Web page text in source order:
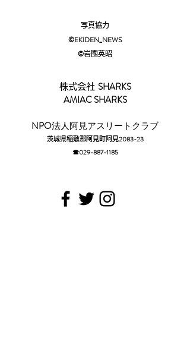
写真協力
©EKIDEN_NEWS
©︎岩國英昭
株式会社 SHARKS
AMIAC SHARKS
​NPO法人阿見アスリートクラブ
茨城県稲敷郡阿見町阿見2083-23
☎029-887-1185​